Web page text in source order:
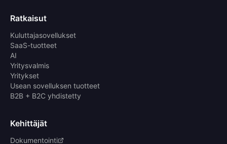
Ratkaisut
Kuluttajasovellukset
SaaS-tuotteet
AI
Yritysvalmis
Yritykset
Usean sovelluksen tuotteet
B2B + B2C yhdistetty
Kehittäjät
Dokumentointi